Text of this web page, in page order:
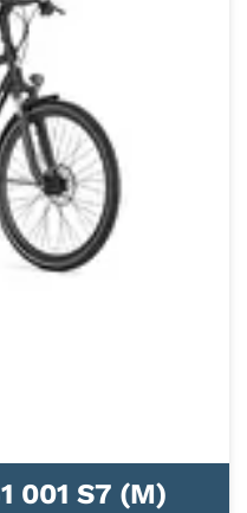
001 S7 (M)